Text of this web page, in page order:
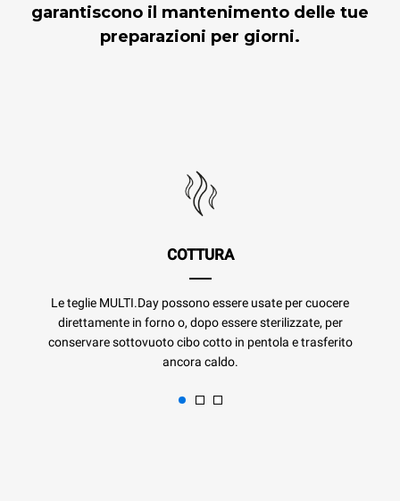
garantiscono il mantenimento delle tue
preparazioni per giorni.
COTTURA
Le teglie MULTI.Day possono essere usate per cuocere
direttamente in forno o, dopo essere sterilizzate, per
conservare sottovuoto cibo cotto in pentola e trasferito
ancora caldo.